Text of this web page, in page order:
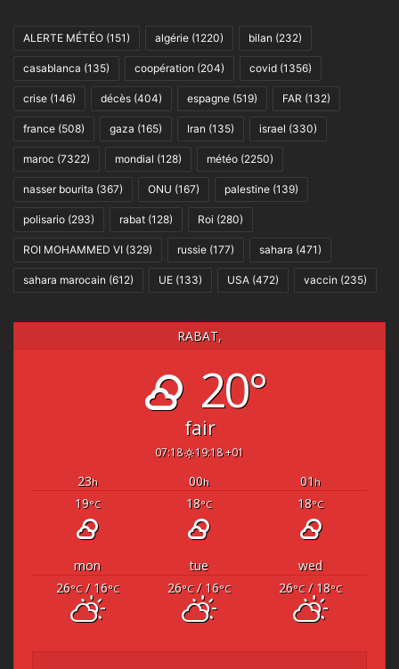
ALERTE MÉTÉO (151) algérie (1220) bilan (232)
casablanca (135) coopération (204) covid (1356)
crise (146) décès (404) espagne (519) FAR (132)
france (508) gaza (165) Iran (135) israel (330)
maroc (7322) mondial (128) météo (2250)
nasser bourita (367) ONU (167) palestine (139)
polisario (293) rabat (128) Roi (280)
ROI MOHAMMED VI (329) russie (177) sahara (471)
sahara marocain (612) UE (133) USA (472) vaccin (235)
RABAT,
20°
fair
07:18 19:18 +01
23h 00h 01 h
19°C 18°C 18°C
mon tue
wed
26°C/ 16°C 26°C/ 16°C 26°C/ 18°C